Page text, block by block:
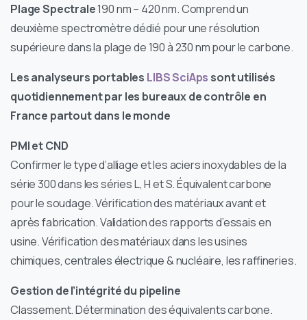
Plage Spectrale190 nm – 420 nm. Comprend un
deuxième spectromètre dédié pour une résolution
supérieure dans la plage de 190 à 230 nm pour le carbone.
Les analyseurs portables LIBSSciAps sont utilisés
quotidiennement par les bureaux de contrôle en
France partout dans le monde
PMI et CND
Confirmer le type d’alliage et les aciers inoxydables de la
série 300 dans les séries L, H et S. Équivalent carbone
pour le soudage. Vérification des matériaux avant et
après fabrication. Validation des rapports d’essais en
usine. Vérification des matériaux dans les usines
chimiques, centrales électrique & nucléaire, les raffineries.
Gestion de l’intégrité du pipeline
Classement. Détermination des équivalents carbone.